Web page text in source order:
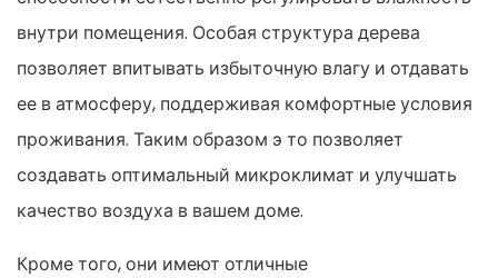
внутри помещения. Особая структура дерева
позволяет впитывать избыточную влагу и отдавать
ее в атмосферу, поддерживая комфортные условия
проживания. Таким образом э то позволяет
создавать оптимальный микроклимат и улучшать
качество воздуха в вашем доме.
Кроме того, они имеют отличные